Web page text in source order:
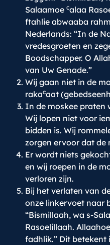
Salaamoe calaa
ftahlie abwaaba
Nederlands: “In de
vredesgroeten en
Boodschapper. O
van Uw Genade.”
Wij gaan niet in de
rakacaat
In de moskee praten
Wij lopen niet voor
bidden is. Wij
zorgen ervoor dat de
Er wordt niets
en wij roepen in de
verloren zijn.
Bij het verlaten van
onze linkervoet naar
“Bismillaah, wa s-
Rasoelillaah.
fadhlik.” Dit betekent